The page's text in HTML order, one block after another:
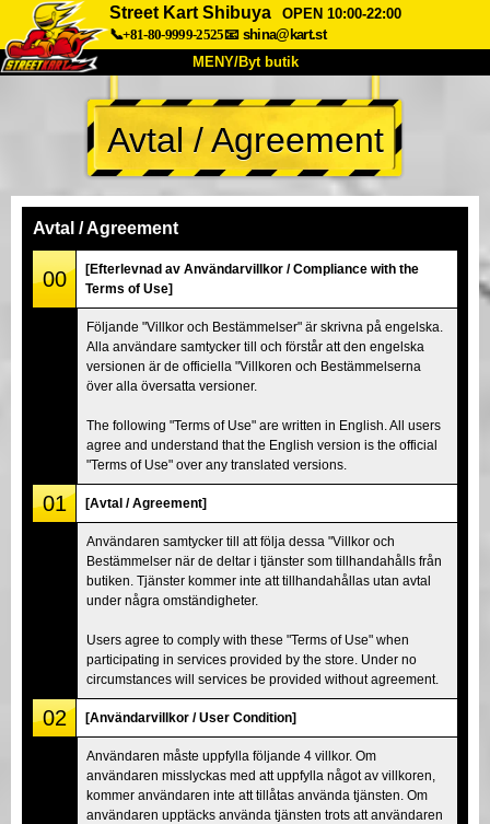
Street Kart Shibuya
OPEN 10:00-22:00
📞+81-80-9999-2525📧 shina@kart.st
MENY/Byt butik
HEM
Om oss Specifikationer Pris
Företag
Tokyo Shinagawa
Tokyo Akihabara#2 Tokyo Shibuya
Tokyo Shibuya Annex Tokyo Bay
Okinawa
Avtal / Agreement
Avtal / Agreement
00
[Efterlevnad av Användarvillkor / Compliance with the
Terms of Use]
Följande "Villkor och Bestämmelser" är skrivna på engelska.
Alla användare samtycker till och förstår att den engelska
versionen är de officiella "Villkoren och Bestämmelserna
över alla översatta versioner.
The following "Terms of Use" are written in English. All users
agree and understand that the English version is the official
"Terms of Use" over any translated versions.
01 [Avtal / Agreement]
Användaren samtycker till att följa dessa "Villkor och
Bestämmelser när de deltar i tjänster som tillhandahålls från
butiken. Tjänster kommer inte att tillhandahållas utan avtal
under några omständigheter.
Users agree to comply with these "Terms of Use" when
participating in services provided by the store. Under no
circumstances will services be provided without agreement.
02 [Användarvillkor / User Condition]
Användaren måste uppfylla följande 4 villkor. Om
användaren misslyckas med att uppfylla något av villkoren,
kommer användaren inte att tillåtas använda tjänsten. Om
användaren upptäcks använda tjänsten trots att användaren